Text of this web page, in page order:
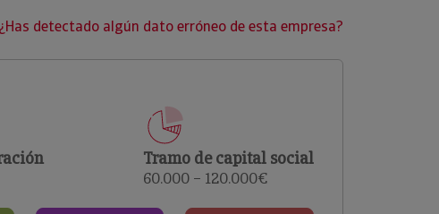
clientes.
¿Has detectado algún dato erróneo de esta empresa?
Tramo de capital social
60.000 – 120.000€